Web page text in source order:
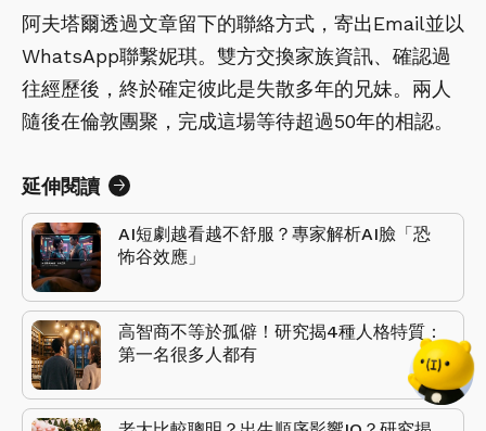
阿夫塔爾透過文章留下的聯絡方式，寄出Email並以
WhatsApp聯繫妮琪。雙方交換家族資訊、確認過
往經歷後，終於確定彼此是失散多年的兄妹。兩人
隨後在倫敦團聚，完成這場等待超過50年的相認。
延伸閱讀
AI短劇越看越不舒服？專家解析AI臉「恐
怖谷效應」
高智商不等於孤僻！研究揭4種人格特質：
第一名很多人都有